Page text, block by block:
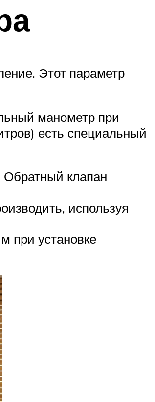
Этот параметр
манометр при
есть специальный
Обратный клапан
используя
при установке